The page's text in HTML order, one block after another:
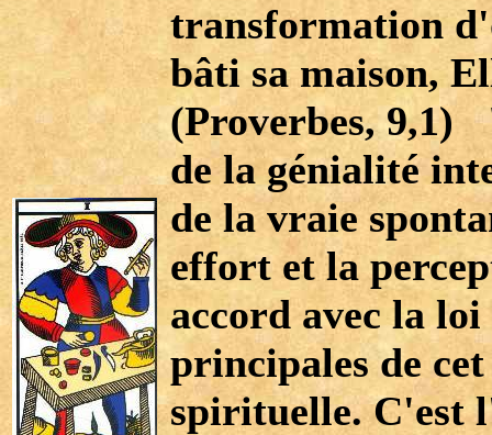
transformation
bâti sa maison,
(Proverbes, 9,1)
de la génialité
de la vraie
effort et la
accord avec la
principales de
spirituelle. C'est